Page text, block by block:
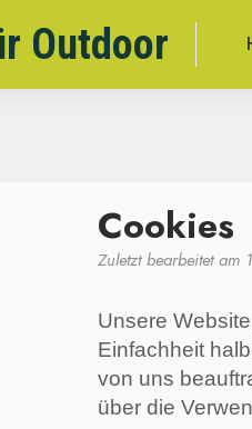
Outdoor
Cookies
Zuletzt bearbeitet am
Unsere
Einfachheit
von uns
über die